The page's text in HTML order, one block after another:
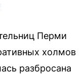
Перми
холмов
разбросана